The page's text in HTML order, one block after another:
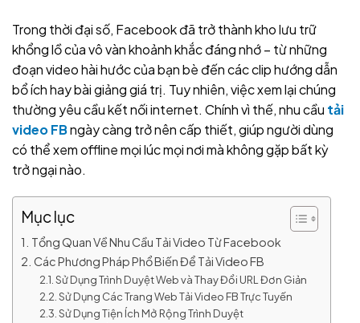
Trong thời đại số, Facebook đã trở thành kho lưu trữ
khổng lồ của vô vàn khoảnh khắc đáng nhớ – từ những
đoạn video hài hước của bạn bè đến các clip hướng dẫn
bổ ích hay bài giảng giá trị. Tuy nhiên, việc xem lại chúng
thường yêu cầu kết nối internet. Chính vì thế, nhu cầu tải
video FBngày càng trở nên cấp thiết, giúp người dùng
có thể xem offline mọi lúc mọi nơi mà không gặp bất kỳ
trở ngại nào.
Mục lục
Tổng Quan Về Nhu Cầu Tải Video Từ Facebook
Các Phương Pháp Phổ Biến Để Tải Video FB
Sử Dụng Trình Duyệt Web và Thay Đổi URL Đơn Giản
Sử Dụng Các Trang Web Tải Video FB Trực Tuyến
Sử Dụng Tiện Ích Mở Rộng Trình Duyệt